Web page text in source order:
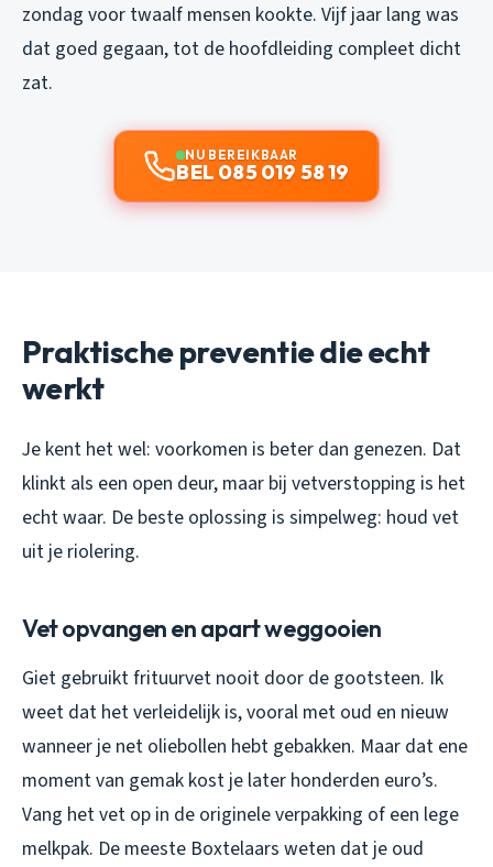
zondag voor twaalf mensen kookte. Vijf jaar lang was
dat goed gegaan, tot de hoofdleiding compleet dicht
zat.
NU BEREIKBAAR
BEL 085 019 58 19
Praktische preventie die echt
werkt
Je kent het wel: voorkomen is beter dan genezen. Dat
klinkt als een open deur, maar bij vetverstopping is het
echt waar. De beste oplossing is simpelweg: houd vet
uit je riolering.
Vet opvangen en apart weggooien
Giet gebruikt frituurvet nooit door de gootsteen. Ik
weet dat het verleidelijk is, vooral met oud en nieuw
wanneer je net oliebollen hebt gebakken. Maar dat ene
moment van gemak kost je later honderden euro’s.
Vang het vet op in de originele verpakking of een lege
melkpak. De meeste Boxtelaars weten dat je oud